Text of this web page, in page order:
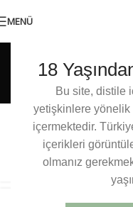
18
Bu site, distile
yetişkinlere yönelik
içermektedir.
içerikleri
olmanız
MENÜ
Etiket
Tullamore